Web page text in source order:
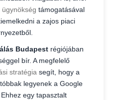
támogatásával
a zajos piaci
Budapestrégiójában
bír. A megfelelő
stratégia segít, hogy a
legyenek a Google
egy tapasztalt